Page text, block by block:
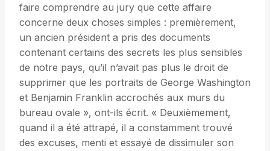
faire comprendre au jury que cette affaire
concerne deux choses simples : premièrement,
un ancien président a pris des documents
contenant certains des secrets les plus sensibles
de notre pays, qu’il n’avait pas plus le droit de
supprimer que les portraits de George Washington
et Benjamin Franklin accrochés aux murs du
bureau ovale », ont-ils écrit. « Deuxièmement,
quand il a été attrapé, il a constamment trouvé
des excuses, menti et essayé de dissimuler son